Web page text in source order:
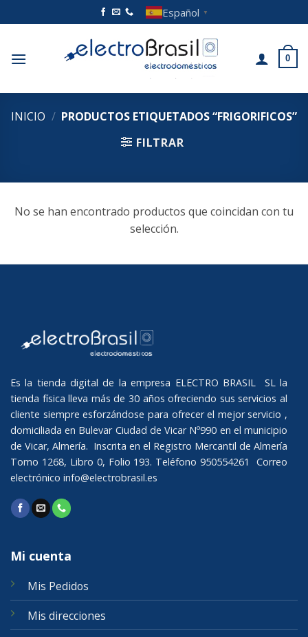
al
Español ▼
0
INICIO / PRODUCTOS ETIQUETADOS “FRIGORIFICOS”
FILTRAR
No se han encontrado productos que coincidan con tu
selección.
Es la tienda digital de la empresa ELECTRO BRASIL SL la
tienda física lleva más de 30 años ofreciendo sus servicios al
cliente siempre esforzándose para ofrecer el mejor servicio ,
domiciliada en Bulevar Ciudad de Vicar Nº990 en el municipio
de Vicar, Almería. Inscrita en el Registro Mercantil de Almería
Tomo 1268, Libro 0, Folio 193. Teléfono 950554261 Correo
electrónico info@electrobrasil.es
Mi cuenta
Mis Pedidos
Mis direcciones